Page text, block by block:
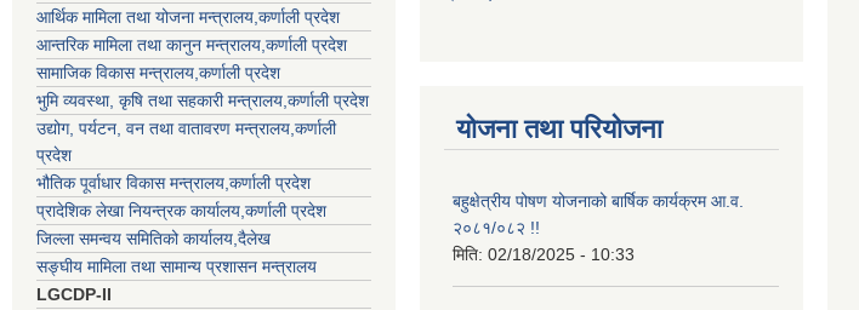
आर्थिक मामिला तथा योजना मन्त्रालय,कर्णाली प्रदेश
आन्तरिक मामिला तथा कानुन मन्त्रालय,कर्णाली प्रदेश
सामाजिक विकास मन्त्रालय,कर्णाली प्रदेश
भुमि व्यवस्था, कृषि तथा सहकारी मन्त्रालय,कर्णाली प्रदेश
उद्योग, पर्यटन, वन तथा वातावरण मन्त्रालय,कर्णाली
प्रदेश
भौतिक पूर्वाधार विकास मन्त्रालय,कर्णाली प्रदेश
प्रादेशिक लेखा नियन्त्रक कार्यालय,कर्णाली प्रदेश
जिल्ला समन्वय समितिको कार्यालय,दैलेख
सङ्घीय मामिला तथा सामान्य प्रशासन मन्त्रालय
LGCDP-II
योजना तथा परियोजना
बहुक्षेत्रीय पोषण योजनाको बार्षिक कार्यक्रम आ.व.
२०८१/०८२ !!
मिति: 02/18/2025 - 10:33